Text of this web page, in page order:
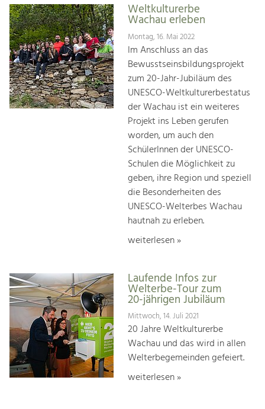
Weltkulturerbe
Wachau erleben
Montag, 16. Mai 2022
Im Anschluss an das
Bewusstseinsbildungsprojekt
zum 20-Jahr-Jubiläum des
UNESCO-Weltkulturerbestatus
der Wachau ist ein weiteres
Projekt ins Leben gerufen
worden, um auch den
SchülerInnen der UNESCO-
Schulen die Möglichkeit zu
geben, ihre Region und speziell
die Besonderheiten des
UNESCO-Welterbes Wachau
hautnah zu erleben.
weiterlesen »
Laufende Infos zur
Welterbe-Tour zum
20-jährigen Jubiläum
Mittwoch, 14. Juli 2021
20 Jahre Weltkulturerbe
Wachau und das wird in allen
Welterbegemeinden gefeiert.
weiterlesen »